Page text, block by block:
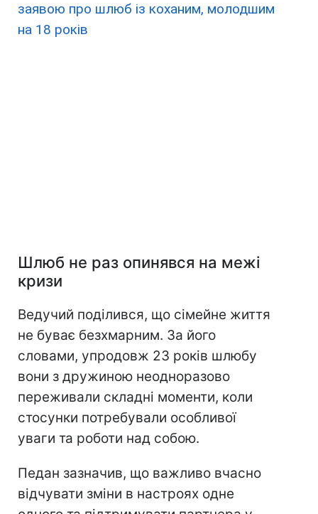
заявою про шлюб із коханим, молодшим
на 18 років
Шлюб не раз опинявся на межі
кризи
Ведучий поділився, що сімейне життя
не буває безхмарним. За його
словами, упродовж 23 років шлюбу
вони з дружиною неодноразово
переживали складні моменти, коли
стосунки потребували особливої
уваги та роботи над собою.
Педан зазначив, що важливо вчасно
відчувати зміни в настроях одне